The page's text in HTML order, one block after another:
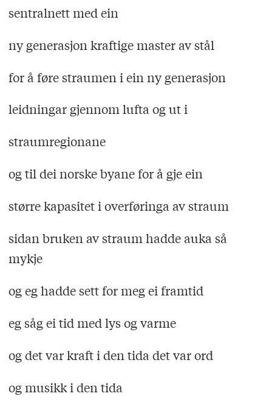
sentralnett med ein
ny generasjon kraftige master av stål
for å føre straumen i ein ny generasjon
leidningar gjennom lufta og ut i
straumregionane
og til dei norske byane for å gje ein
større kapasitet i overføringa av straum
sidan bruken av straum hadde auka så
mykje
og eg hadde sett for meg ei framtid
eg såg ei tid med lys og varme
og det var kraft i den tida det var ord
og musikk i den tida